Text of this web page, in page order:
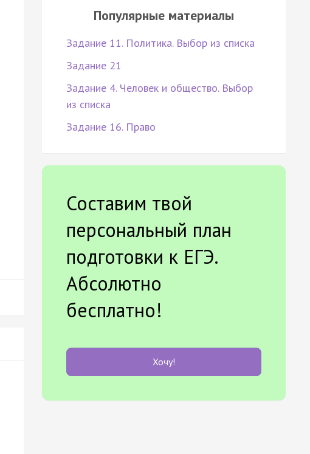
Популярные материалы
Задание 11. Политика. Выбор из списка
Задание 21
Задание 4. Человек и общество. Выбор
из списка
Задание 16. Право
Составим твой
персональный план
подготовки к ЕГЭ.
Абсолютно
бесплатно!
Хочу!